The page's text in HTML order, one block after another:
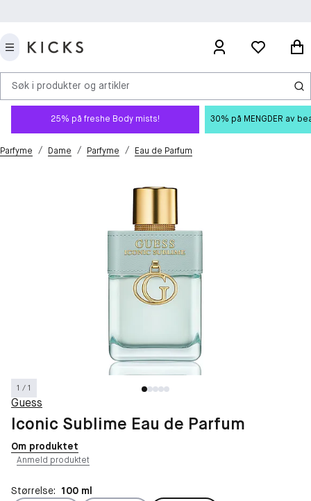
Søk i produkter og artikler
25% på freshe Body mists! 30% på MENGDER av
Parfyme / Dame / Parfyme / Eau de Parfum
1 / 1
Guess
Iconic Sublime Eau de Parfum
Om produktet
Anmeld produktet
Størrelse: 100 ml